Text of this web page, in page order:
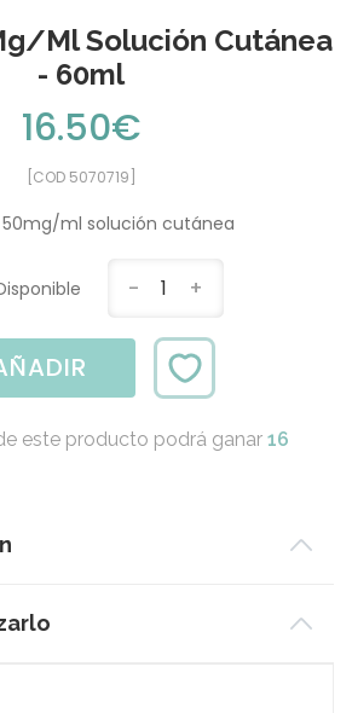
ml Solución Cutánea
- 60ml
16.50€
[COD 5070719]
50mg/ml solución cutánea
- 1 +
este producto podrá ganar 16